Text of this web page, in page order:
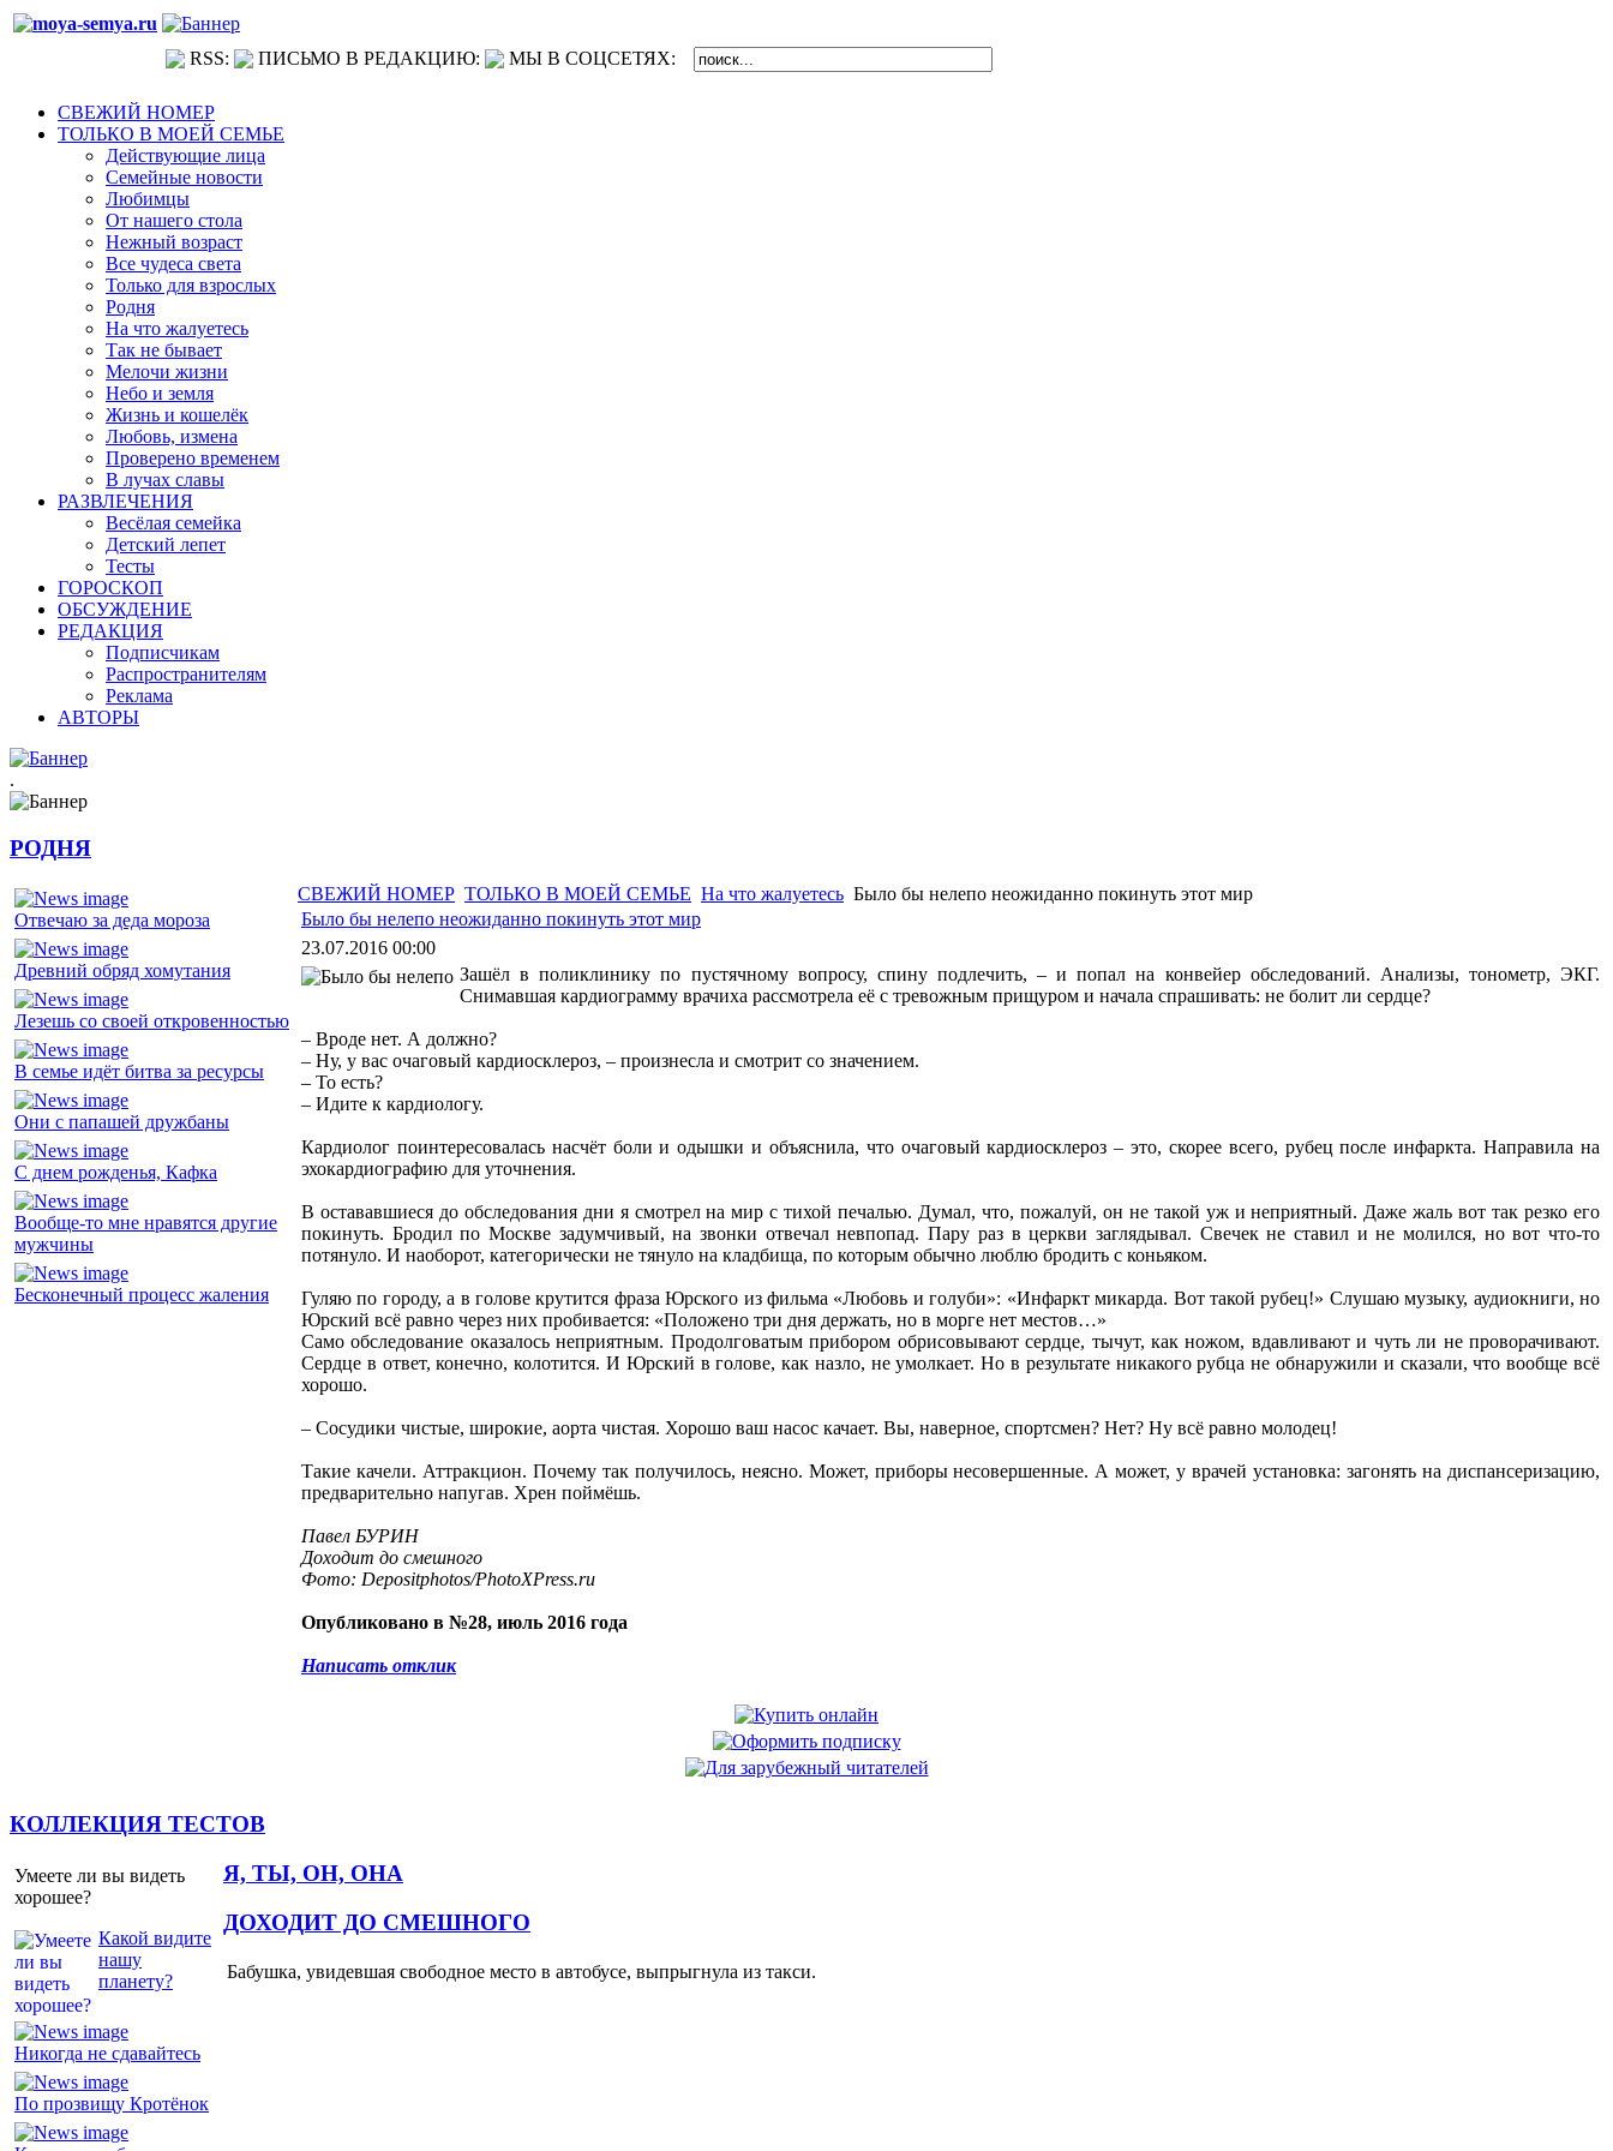
RSS: ПИСЬМО В РЕДАКЦИЮ: МЫ В СОЦСЕТЯХ:
СВЕЖИЙ НОМЕР
ТОЛЬКО В МОЕЙ СЕМЬЕ
Действующие лица
Семейные новости
Любимцы
От нашего стола
Нежный возраст
Все чудеса света
Только для взрослых
Родня
На что жалуетесь
Так не бывает
Мелочи жизни
Небо и земля
Жизнь и кошелёк
Любовь, измена
Проверено временем
В лучах славы
РАЗВЛЕЧЕНИЯ
Весёлая семейка
Детский лепет
Тесты
ГОРОСКОП
ОБСУЖДЕНИЕ
РЕДАКЦИЯ
Подписчикам
Распространителям
Реклама
АВТОРЫ
.
РОДНЯ
Отвечаю за деда мороза
Древний обряд хомутания
Лезешь со своей откровенностью
В семье идёт битва за ресурсы
Они с папашей дружбаны
С днем рожденья, Кафка
Вообще-то мне нравятся другие
мужчины
Бесконечный процесс жаления
СВЕЖИЙ НОМЕР ТОЛЬКО В МОЕЙ СЕМЬЕ На что жалуетесь Было бы нелепо неожиданно покинуть этот мир
Было бы нелепо неожиданно покинуть этот мир
23.07.2016 00:00
Зашёл в поликлинику по пустячному вопросу, спину подлечить, – и попал на конвейер обследований. Анализы, тонометр, ЭКГ.
Снимавшая кардиограмму врачиха рассмотрела её с тревожным прищуром и начала спрашивать: не болит ли сердце?
– Вроде нет. А должно?
– Ну, у вас очаговый кардиосклероз, – произнесла и смотрит со значением.
– То есть?
– Идите к кардиологу.
Кардиолог поинтересовалась насчёт боли и одышки и объяснила, что очаговый кардиосклероз – это, скорее всего, рубец после инфаркта. Направила на
эхокардиографию для уточнения.
В остававшиеся до обследования дни я смотрел на мир с тихой печалью. Думал, что, пожалуй, он не такой уж и неприятный. Даже жаль вот так резко его
покинуть. Бродил по Москве задумчивый, на звонки отвечал невпопад. Пару раз в церкви заглядывал. Свечек не ставил и не молился, но вот что-то
потянуло. И наоборот, категорически не тянуло на кладбища, по которым обычно люблю бродить с коньяком.
Гуляю по городу, а в голове крутится фраза Юрского из фильма «Любовь и голуби»: «Инфаркт микарда. Вот такой рубец!» Слушаю музыку, аудиокниги, но
Юрский всё равно через них пробивается: «Положено три дня держать, но в морге нет местов…»
Само обследование оказалось неприятным. Продолговатым прибором обрисовывают сердце, тычут, как ножом, вдавливают и чуть ли не проворачивают.
Сердце в ответ, конечно, колотится. И Юрский в голове, как назло, не умолкает. Но в результате никакого рубца не обнаружили и сказали, что вообще всё
хорошо.
– Сосудики чистые, широкие, аорта чистая. Хорошо ваш насос качает. Вы, наверное, спортсмен? Нет? Ну всё равно молодец!
Такие качели. Аттракцион. Почему так получилось, неясно. Может, приборы несовершенные. А может, у врачей установка: загонять на диспансеризацию,
предварительно напугав. Хрен поймёшь.
Павел БУРИН
Доходит до смешного
Фото: Depositphotos/PhotoXPress.ru
Опубликовано в №28, июль 2016 года
Написать отклик
КОЛЛЕКЦИЯ ТЕСТОВ
Умеете ли вы видеть
хорошее?
Какой видите
нашу
планету?
Я, ТЫ, ОН, ОНА
Никогда не сдавайтесь
По прозвищу Кротёнок
ДОХОДИТ ДО СМЕШНОГО
Бабушка, увидевшая свободное место в автобусе, выпрыгнула из такси.